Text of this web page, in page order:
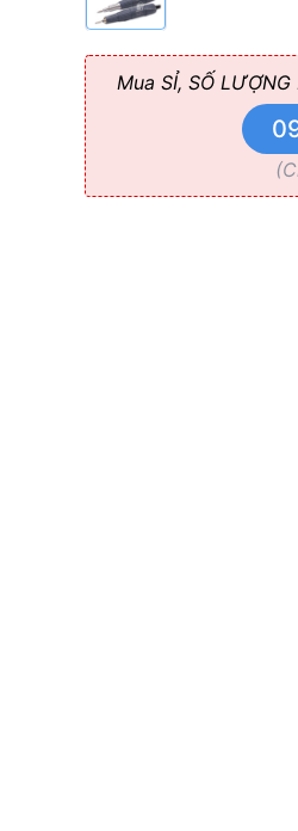
Mua SỈ, SỐ